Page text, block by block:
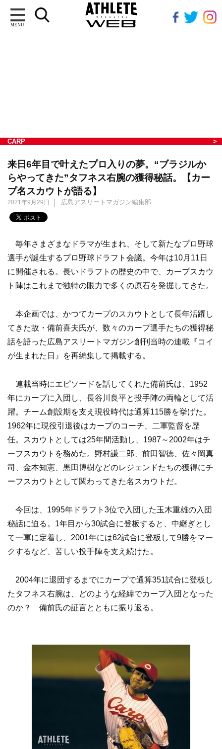
MENU
CARP
来日6年目で叶えたプロ入りの夢。“ブラジルか
らやってきた”タフネス右腕の獲得秘話。【カー
プ名スカウトが語る】
2021年9月29日 広島アスリートマガジン編集部
毎年さまざまなドラマが生まれ、そして新たなプロ野球
選手が誕生するプロ野球ドラフト会議。今年は10月11日
に開催される。長いドラフトの歴史の中で、カープスカウ
ト陣はこれまで独特の眼力で多くの原石を発掘してきた。
本企画では、かつてカープのスカウトとして長年活躍し
てきた故・備前喜夫氏が、数々のカープ選手たちの獲得秘
話を語った広島アスリートマガジン創刊当時の連載『コイ
が生まれた日』を再編集して掲載する。
連載当時にエピソードを話してくれた備前氏は、1952
年にカープに入団し、長谷川良平と投手陣の両輪として活
躍。チーム創設期を支え現役時代は通算115勝を挙げた。
1962年に現役引退後はカープのコーチ、二軍監督を歴
任。スカウトとしては25年間活動し、1987～2002年はチ
ーフスカウトを務めた。野村謙二郎、前田智徳、佐々岡真
司、金本知憲、黒田博樹などのレジェンドたちの獲得にチ
ーフスカウトとして関わってきた名スカウトだ。
今回は、1995年ドラフト3位で入団した玉木重雄の入団
秘話に迫る。1年目から30試合に登板すると、中継ぎとし
て一軍に定着し、2001年には62試合に登板して9勝をマー
クするなど、苦しい投手陣を支え続けた。
2004年に退団するまでにカープで通算351試合に登板し
たタフネス右腕は、どのような経緯でカープ入団となった
のか？ 備前氏の証言とともに振り返る。